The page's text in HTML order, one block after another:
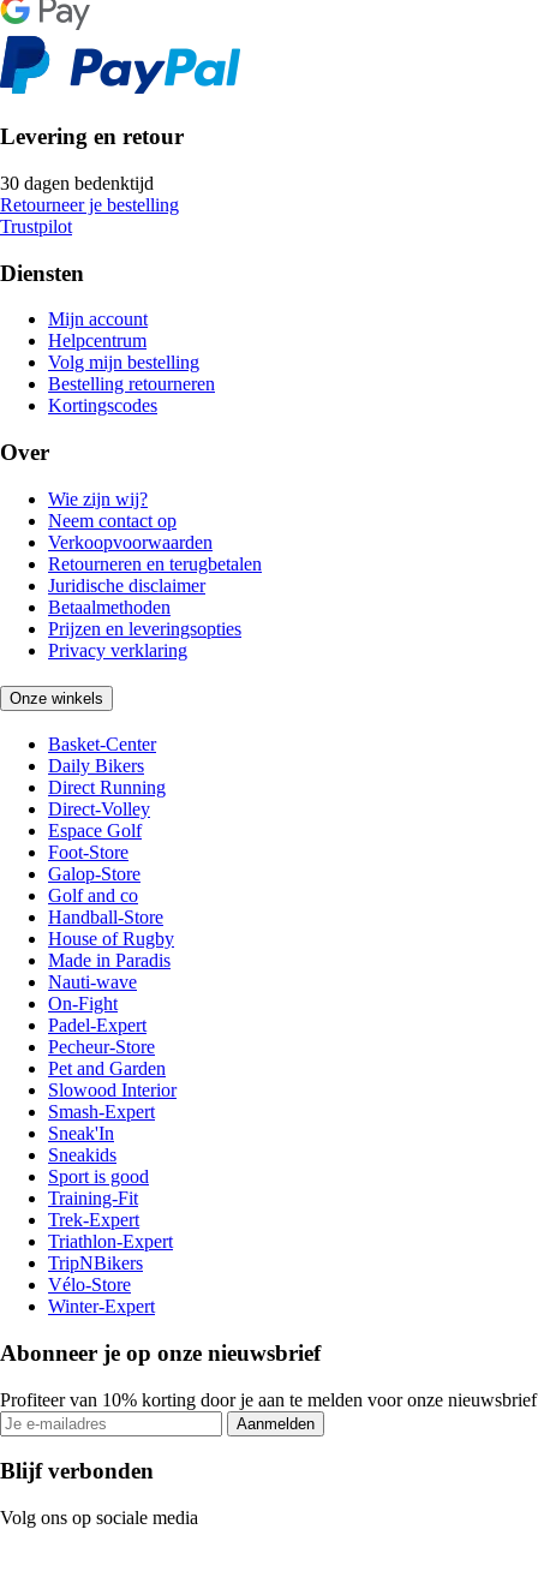
Levering en retour
30 dagen bedenktijd
Retourneer je bestelling
Trustpilot
Diensten
Mijn account
Helpcentrum
Volg mijn bestelling
Bestelling retourneren
Kortingscodes
Over
Wie zijn wij?
Neem contact op
Verkoopvoorwaarden
Retourneren en terugbetalen
Juridische disclaimer
Betaalmethoden
Prijzen en leveringsopties
Privacy verklaring
Onze winkels
Basket-Center
Daily Bikers
Direct Running
Direct-Volley
Espace Golf
Foot-Store
Galop-Store
Golf and co
Handball-Store
House of Rugby
Made in Paradis
Nauti-wave
On-Fight
Padel-Expert
Pecheur-Store
Pet and Garden
Slowood Interior
Smash-Expert
Sneak'In
Sneakids
Sport is good
Training-Fit
Trek-Expert
Triathlon-Expert
TripNBikers
Vélo-Store
Winter-Expert
Abonneer je op onze nieuwsbrief
Profiteer van 10% korting door je aan te melden voor onze nieuwsbrief
Aanmelden
Blijf verbonden
Volg ons op sociale media